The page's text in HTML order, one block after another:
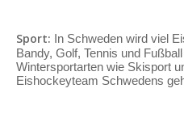
Sport: In Schweden wird viel
Bandy, Golf, Tennis und
Wintersportarten wie Skisport
Eishockeyteam Schwedens